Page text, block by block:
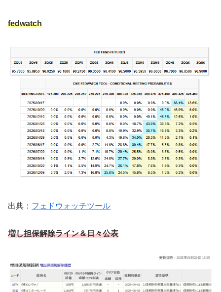
fedwatch
出典： フェドウォッチツール
増し担保解除ライン＆日々公表